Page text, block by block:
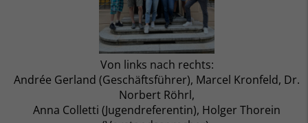
Von links nach rechts:
Andrée Gerland (Geschäftsführer), Marcel Kronfeld, Dr.
Norbert Röhrl,
Anna Colletti (Jugendreferentin), Holger Thorein